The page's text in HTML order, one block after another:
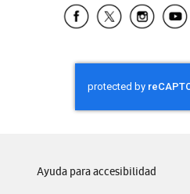
Samsung El
Samsung
Samsung
Samsung
Samsung
Ayuda para accesibilidad